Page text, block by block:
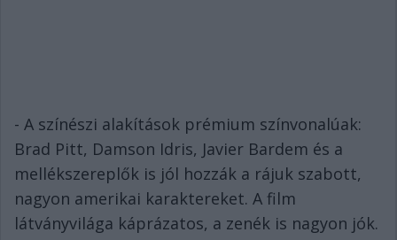
- A színészi alakítások prémium színvonalúak:
Brad Pitt, Damson Idris, Javier Bardem és a
mellékszereplők is jól hozzák a rájuk szabott,
nagyon amerikai karaktereket. A film
látványvilága káprázatos, a zenék is nagyon jók.